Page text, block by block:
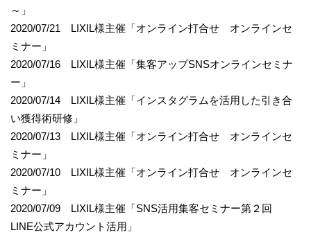
～」
2020/07/21 LIXIL様主催「オンライン打合せ オンラインセ
ミナー」
2020/07/16 LIXIL様主催「集客アップSNSオンラインセミナ
ー」
2020/07/14 LIXIL様主催「インスタグラムを活用した引き合
い獲得術研修」
2020/07/13 LIXIL様主催「オンライン打合せ オンラインセ
ミナー」
2020/07/10 LIXIL様主催「オンライン打合せ オンラインセ
ミナー」
2020/07/09 LIXIL様主催「SNS活用集客セミナー第２回
LINE公式アカウント活用」